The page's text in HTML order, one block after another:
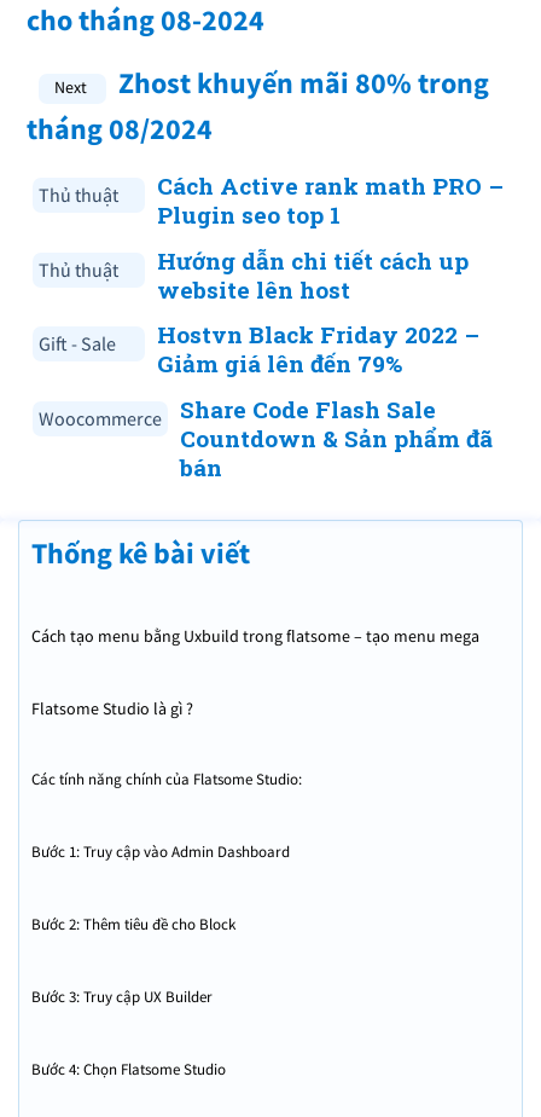
cho tháng 08-2024
Zhost khuyến mãi 80% trong
tháng 08/2024
Thủ thuật
Cách Active rank math PRO –
Plugin seo top 1
Thủ thuật
Hướng dẫn chi tiết cách up
website lên host
Gift - Sale
Hostvn Black Friday 2022 –
Giảm giá lên đến 79%
Woocommerce
Share Code Flash Sale
Countdown & Sản phẩm đã
bán
Thống kê bài viết
Cách tạo menu bằng Uxbuild trong flatsome – tạo menu mega
Flatsome Studio là gì ?
Các tính năng chính của Flatsome Studio:
Bước 1: Truy cập vào Admin Dashboard
Bước 2: Thêm tiêu đề cho Block
Bước 3: Truy cập UX Builder
Bước 4: Chọn Flatsome Studio